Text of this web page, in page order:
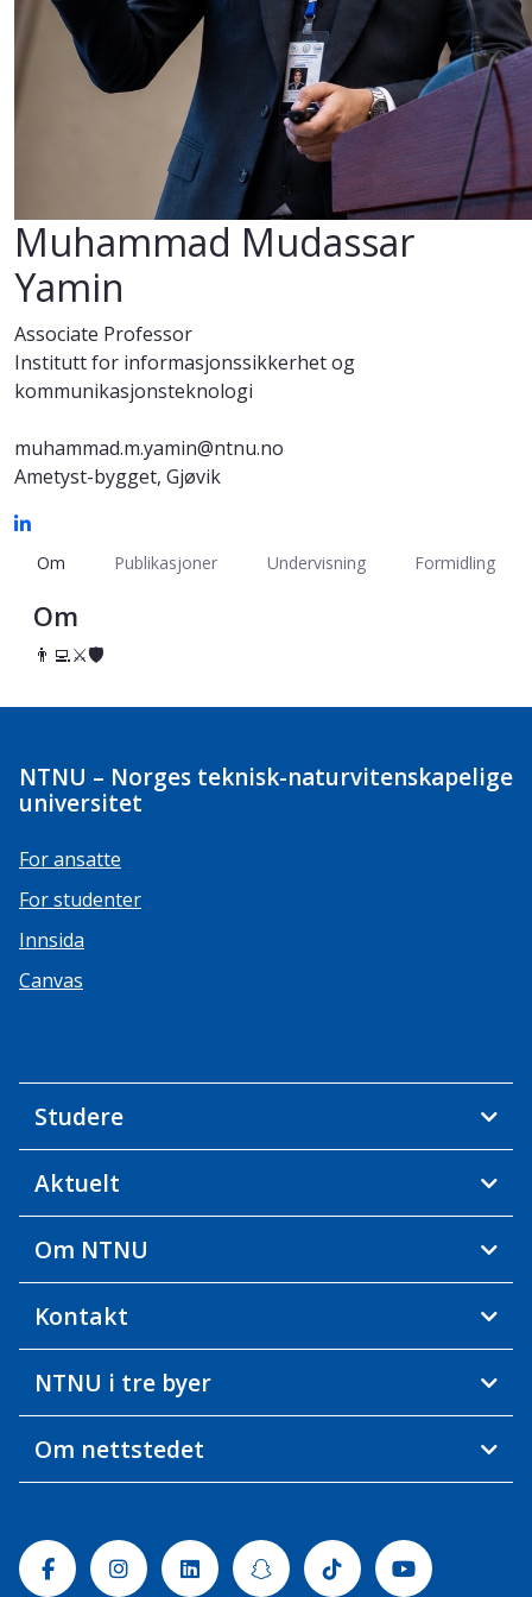
Muhammad Mudassar
Yamin
Associate Professor
Institutt for informasjonssikkerhet og
kommunikasjonsteknologi
muhammad.m.yamin@ntnu.no
Ametyst-bygget, Gjøvik
Om Publikasjoner Undervisning Formidling
Om
👨‍💻‍‍‍⚔️️‍🛡️
NTNU – Norges teknisk-naturvitenskapelige
universitet
For ansatte
For studenter
Innsida
Canvas
Studere
Aktuelt
Om NTNU
Kontakt
NTNU i tre byer
Om nettstedet
FacebookInstagramLinkedinSnapchatTiktok Youtube